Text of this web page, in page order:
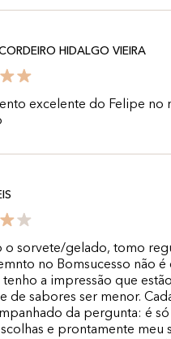
HIDALGO VIEIRA
excelente do Felipe no
o sorvete/gelado, tomo
no Bomsucesso não
tenho a impressão que
de sabores ser menor.
da pergunta: é
e prontamente